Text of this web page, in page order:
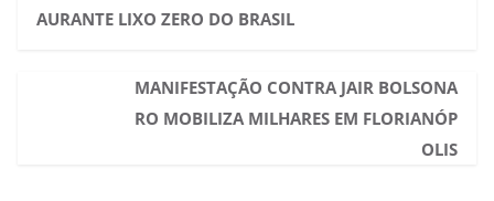
AURANTE LIXO ZERO DO BRASIL
MANIFESTAÇÃO CONTRA JAIR BOLSONA
RO MOBILIZA MILHARES EM FLORIANÓP
OLIS